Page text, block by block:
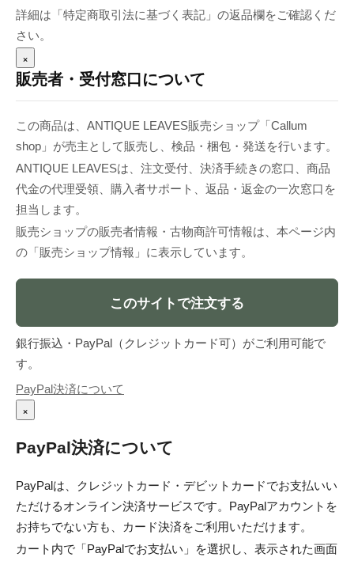
詳細は「特定商取引法に基づく表記」の返品欄をご確認くだ
さい。
×
販売者・受付窓口について
この商品は、ANTIQUE LEAVES販売ショップ「Callum
shop」が売主として販売し、検品・梱包・発送を行います。
ANTIQUE LEAVESは、注文受付、決済手続きの窓口、商品
代金の代理受領、購入者サポート、返品・返金の一次窓口を
担当します。
販売ショップの販売者情報・古物商許可情報は、本ページ内
の「販売ショップ情報」に表示しています。
このサイトで注文する
銀行振込・PayPal（クレジットカード可）がご利用可能で
す。
PayPal決済について
×
PayPal決済について
PayPalは、クレジットカード・デビットカードでお支払いい
ただけるオンライン決済サービスです。PayPalアカウントを
お持ちでない方も、カード決済をご利用いただけます。
カート内で「PayPalでお支払い」を選択し、表示された画面